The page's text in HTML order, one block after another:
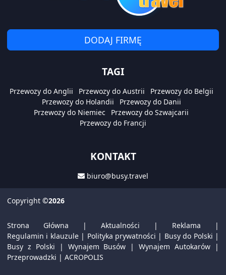
DODAJ FIRMĘ
TAGI
Przewozy do Anglii Przewozy do Austrii
Przewozy do Belgii
Przewozy do Holandii
Przewozy do Danii
Przewozy do Niemiec
Przewozy do Szwajcarii
Przewozy do Francji
KONTAKT
biuro@busy.travel
Copyright ©2026
Strona Główna | Aktualności | Reklama |
Regulamin i klauzule| Polityka prywatności | Busy do Polski |
Busy z Polski | Wynajem Busów |Wynajem Autokarów |
Przeprowadzki | ACROPOLIS